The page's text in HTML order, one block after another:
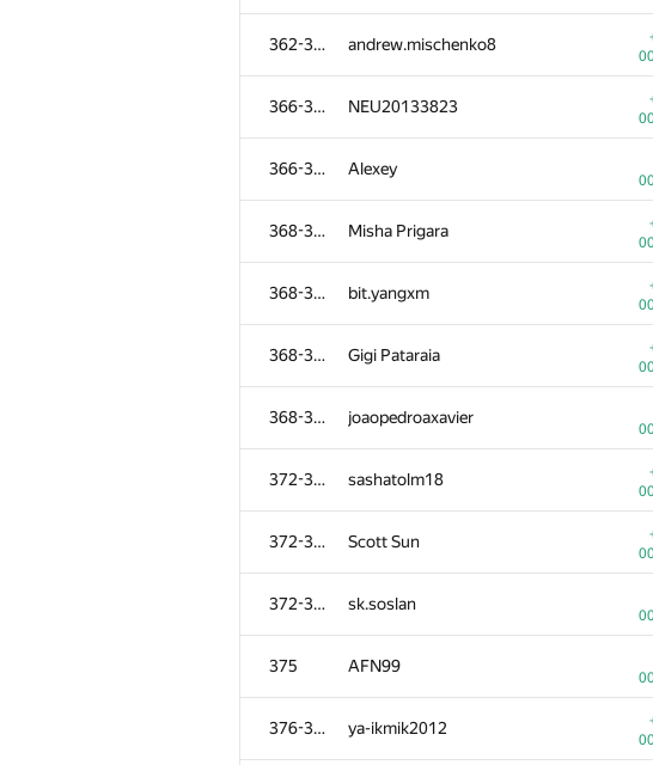
362-365 andrew.mischenko8
366-367 NEU20133823
366-367 Alexey
368-371 Misha Prigara
368-371 bit.yangxm
368-371 Gigi Pataraia
368-371 joaopedroaxavier
372-374 sashatolm18
372-374 Scott Sun
372-374 sk.soslan
375 AFN99
376-377 ya-ikmik2012